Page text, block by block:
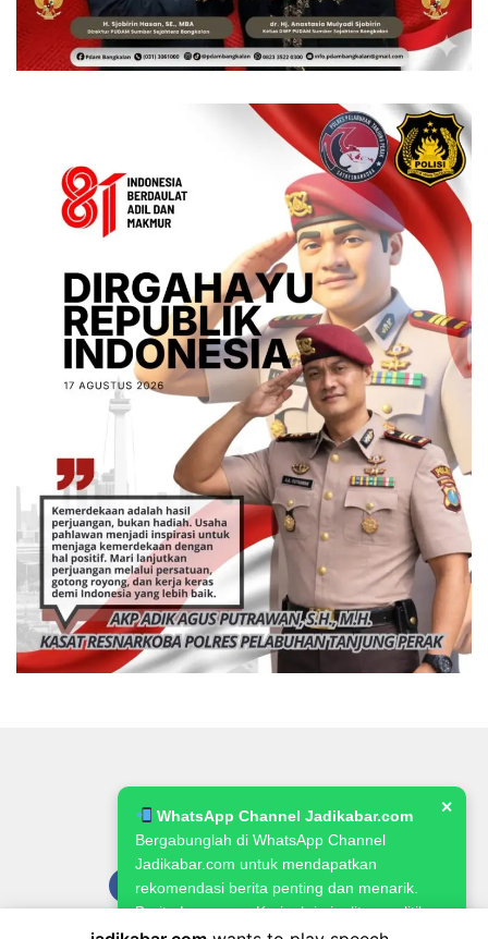
WhatsApp Channel Jadikabar.com
Bergabunglah di WhatsApp Channel
Jadikabar.com untuk mendapatkan
rekomendasi berita penting dan menarik.
Berita Lowongan Kerja, kriminalitas, politik,
✕